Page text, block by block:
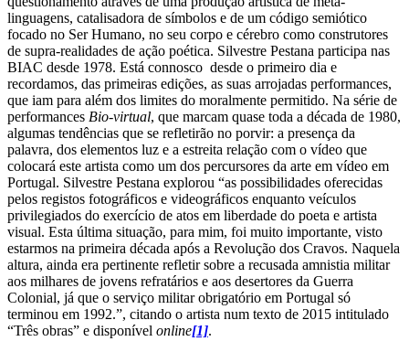
linguagens, catalisadora de símbolos e de um código semiótico
focado no Ser Humano, no seu corpo e cérebro como construtores
de supra-realidades de ação poética. Silvestre Pestana participa nas
BIAC desde 1978. Está connosco desde o primeiro dia e
recordamos, das primeiras edições, as suas arrojadas performances,
que iam para além dos limites do moralmente permitido. Na série de
performances Bio-virtual, que marcam quase toda a década de 1980,
algumas tendências que se refletirão no porvir: a presença da
palavra, dos elementos luz e a estreita relação com o vídeo que
colocará este artista como um dos percursores da arte em vídeo em
Portugal. Silvestre Pestana explorou “as possibilidades oferecidas
pelos registos fotográficos e videográficos enquanto veículos
privilegiados do exercício de atos em liberdade do poeta e artista
visual. Esta última situação, para mim, foi muito importante, visto
estarmos na primeira década após a Revolução dos Cravos. Naquela
altura, ainda era pertinente refletir sobre a recusada amnistia militar
aos milhares de jovens refratários e aos desertores da Guerra
Colonial, já que o serviço militar obrigatório em Portugal só
terminou em 1992.”, citando o artista num texto de 2015 intitulado
“Três obras” e disponível online[1].